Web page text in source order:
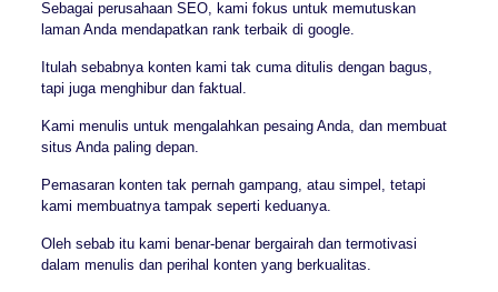
Sebagai perusahaan SEO, kami fokus untuk memutuskan
laman Anda mendapatkan rank terbaik di google.
Itulah sebabnya konten kami tak cuma ditulis dengan bagus,
tapi juga menghibur dan faktual.
Kami menulis untuk mengalahkan pesaing Anda, dan membuat
situs Anda paling depan.
Pemasaran konten tak pernah gampang, atau simpel, tetapi
kami membuatnya tampak seperti keduanya.
Oleh sebab itu kami benar-benar bergairah dan termotivasi
dalam menulis dan perihal konten yang berkualitas.